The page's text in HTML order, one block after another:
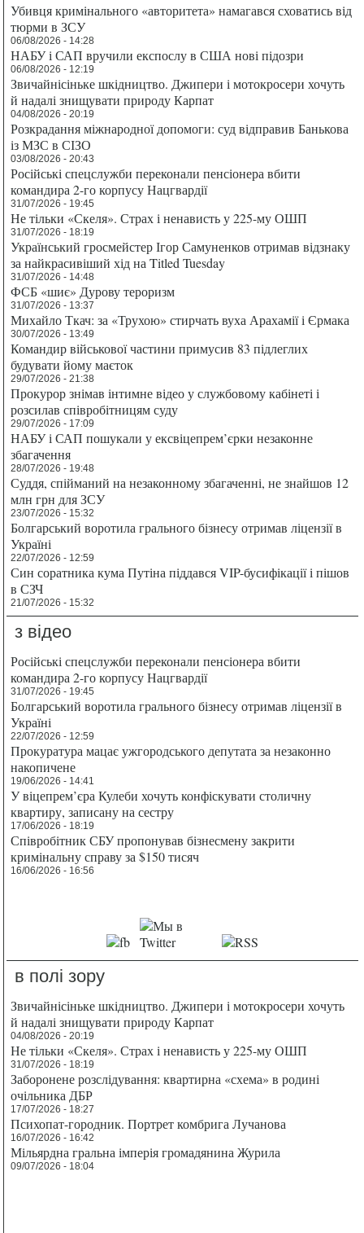
Убивця кримінального «авторитета» намагався сховатись від
тюрми в ЗСУ
06/08/2026 - 14:28
НАБУ і САП вручили експослу в США нові підозри
06/08/2026 - 12:19
Звичайнісіньке шкідництво. Джипери і мотокросери хочуть
й надалі знищувати природу Карпат
04/08/2026 - 20:19
Розкрадання міжнародної допомоги: суд відправив Банькова
із МЗС в СІЗО
03/08/2026 - 20:43
Російські спецслужби переконали пенсіонера вбити
командира 2-го корпусу Нацгвардії
31/07/2026 - 19:45
Не тільки «Скеля». Страх і ненависть у 225-му ОШП
31/07/2026 - 18:19
Український гросмейстер Ігор Самуненков отримав відзнаку
за найкрасивіший хід на Titled Tuesday
31/07/2026 - 14:48
ФСБ «шиє» Дурову тероризм
31/07/2026 - 13:37
Михайло Ткач: за «Трухою» стирчать вуха Арахамії і Єрмака
30/07/2026 - 13:49
Командир військової частини примусив 83 підлеглих
будувати йому маєток
29/07/2026 - 21:38
Прокурор знімав інтимне відео у службовому кабінеті і
розсилав співробітницям суду
29/07/2026 - 17:09
НАБУ і САП пошукали у ексвіцепрем’єрки незаконне
збагачення
28/07/2026 - 19:48
Суддя, спійманий на незаконному збагаченні, не знайшов 12
млн грн для ЗСУ
23/07/2026 - 15:32
Болгарський воротила грального бізнесу отримав ліцензії в
Україні
22/07/2026 - 12:59
Син соратника кума Путіна піддався VIP-бусифікації і пішов
в СЗЧ
21/07/2026 - 15:32
з відео
Російські спецслужби переконали пенсіонера вбити
командира 2-го корпусу Нацгвардії
31/07/2026 - 19:45
Болгарський воротила грального бізнесу отримав ліцензії в
Україні
22/07/2026 - 12:59
Прокуратура мацає ужгородського депутата за незаконно
накопичене
19/06/2026 - 14:41
У віцепрем’єра Кулеби хочуть конфіскувати столичну
квартиру, записану на сестру
17/06/2026 - 18:19
Співробітник СБУ пропонував бізнесмену закрити
кримінальну справу за $150 тисяч
16/06/2026 - 16:56
в полі зору
Звичайнісіньке шкідництво. Джипери і мотокросери хочуть
й надалі знищувати природу Карпат
04/08/2026 - 20:19
Не тільки «Скеля». Страх і ненависть у 225-му ОШП
31/07/2026 - 18:19
Заборонене розслідування: квартирна «схема» в родині
очільника ДБР
17/07/2026 - 18:27
Психопат-городник. Портрет комбрига Лучанова
16/07/2026 - 16:42
Мільярдна гральна імперія громадянина Журила
09/07/2026 - 18:04